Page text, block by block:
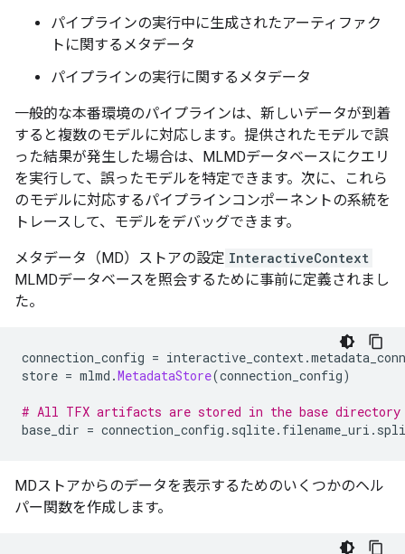
パイプラインの実行中に生成されたアーティファク
トに関するメタデータ
パイプラインの実行に関するメタデータ
一般的な本番環境のパイプラインは、新しいデータが到着
すると複数のモデルに対応します。提供されたモデルで誤
った結果が発生した場合は、MLMDデータベースにクエリ
を実行して、誤ったモデルを特定できます。次に、これら
のモデルに対応するパイプラインコンポーネントの系統を
トレースして、モデルをデバッグできます。
メタデータ（MD）ストアの設定 InteractiveContext
MLMDデータベースを照会するために事前に定義されまし
た。
connection_config = interactive_context.
store = mlmd .MetadataStore(connection_config)
# All TFX artifacts are stored in the base directory
base_dir = connection_config . sqlite. filename_uri .
MDストアからのデータを表示するためのいくつかのヘル
パー関数を作成します。